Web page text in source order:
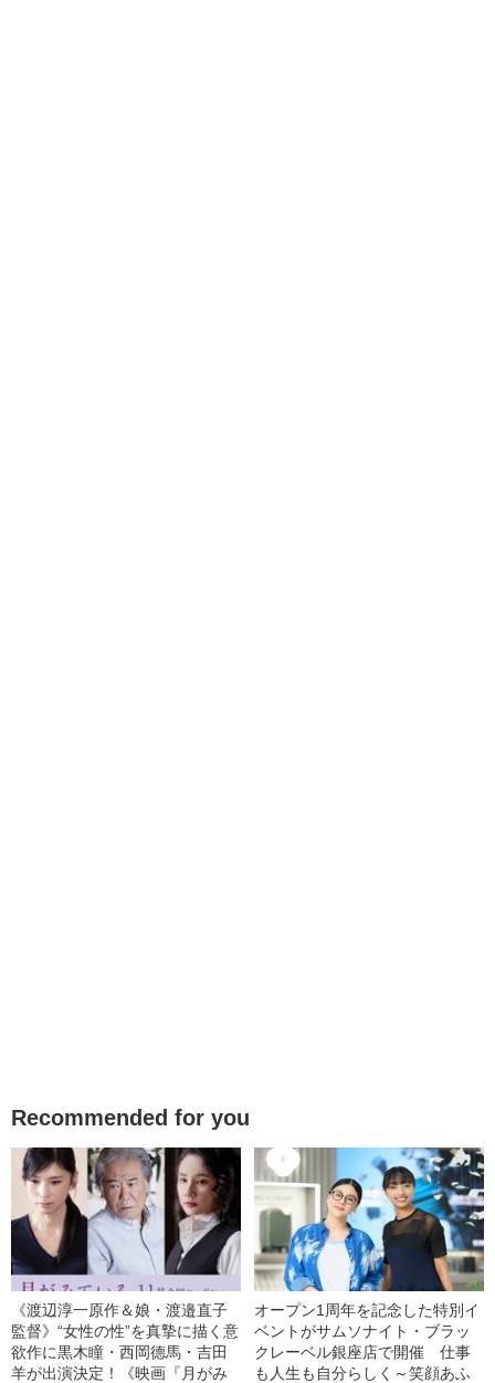
Recommended for you
《渡辺淳一原作＆娘・渡邉直子
監督》“女性の性”を真摯に描く意
欲作に黒木瞳・西岡德馬・吉田
羊が出演決定！《映画『月がみ
オープン1周年を記念した特別イ
ベントがサムソナイト・ブラッ
クレーベル銀座店で開催 仕事
も人生も自分らしく～笑顔あふ